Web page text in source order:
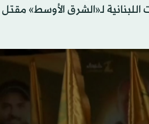
اللبنانية لـ«الشرق الأوسط»